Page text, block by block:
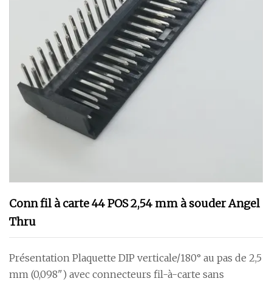
Conn fil à carte 44 POS 2,54 mm à souder Angel
Thru
Présentation Plaquette DIP verticale/180° au pas de 2,5
mm (0,098") avec connecteurs fil-à-carte sans